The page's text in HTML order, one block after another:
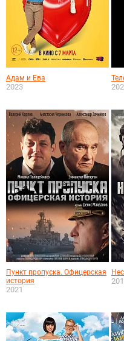
Адам и Ева
2023
Пункт пропуска. Офицерская
история
2021